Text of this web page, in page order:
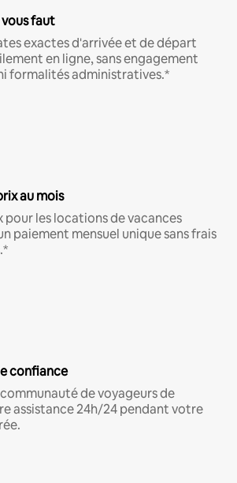
faut
exactes d'arrivée et de départ
en ligne, sans engagement
formalités administratives.*
au mois
pour les locations de vacances
paiement mensuel unique sans frais
confiance
de voyageurs de
assistance 24h/24 pendant votre